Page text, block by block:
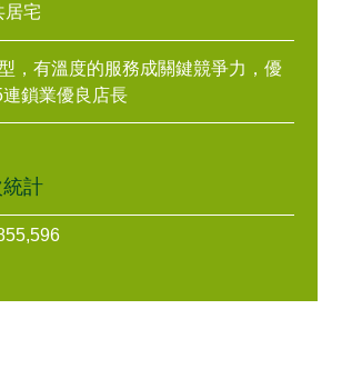
居宅
，有溫度的服務成關鍵競爭力，優
鎖業優良店長
計